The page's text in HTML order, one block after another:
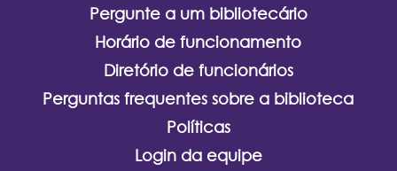
Pergunte a um bibliotecário
Horário de funcionamento
Diretório de funcionários
Perguntas frequentes sobre a biblioteca
Políticas
Login da equipe